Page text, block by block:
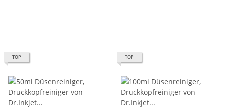
TOP TOP